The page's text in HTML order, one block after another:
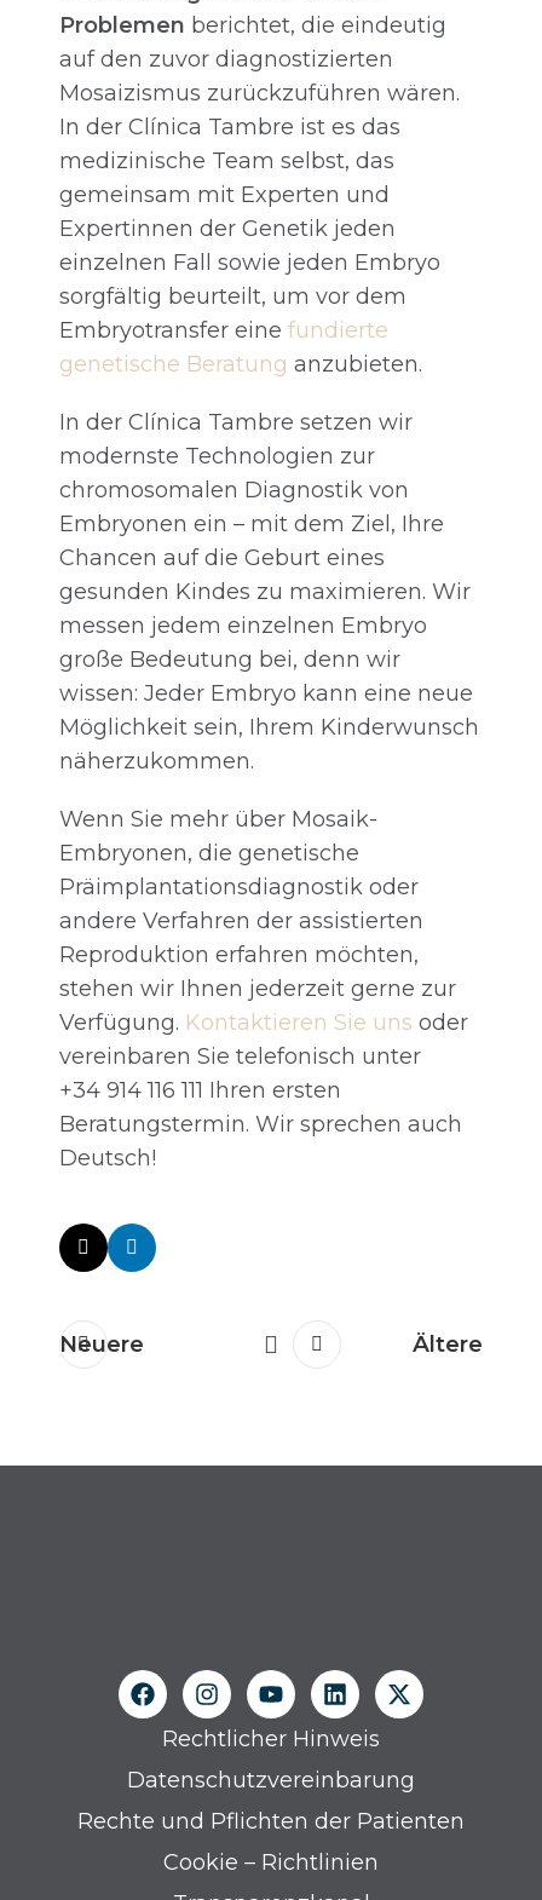
Problemen berichtet, die eindeutig
auf den zuvor diagnostizierten
Mosaizismus zurückzuführen wären.
In der Clínica Tambre ist es das
medizinische Team selbst, das
gemeinsam mit Experten und
Expertinnen der Genetik jeden
einzelnen Fall sowie jeden Embryo
sorgfältig beurteilt, um vor dem
Embryotransfer eine fundierte
genetische Beratung anzubieten.
In der Clínica Tambre setzen wir
modernste Technologien zur
chromosomalen Diagnostik von
Embryonen ein – mit dem Ziel, Ihre
Chancen auf die Geburt eines
gesunden Kindes zu maximieren. Wir
messen jedem einzelnen Embryo
große Bedeutung bei, denn wir
wissen: Jeder Embryo kann eine neue
Möglichkeit sein, Ihrem Kinderwunsch
näherzukommen.
Wenn Sie mehr über Mosaik-
Embryonen, die genetische
Präimplantationsdiagnostik oder
andere Verfahren der assistierten
Reproduktion erfahren möchten,
stehen wir Ihnen jederzeit gerne zur
Verfügung. Kontaktieren Sie uns oder
vereinbaren Sie telefonisch unter
+34 914 116 111 Ihren ersten
Beratungstermin. Wir sprechen auch
Deutsch!
Neuere Ältere
Rechtlicher Hinweis
Datenschutzvereinbarung
Rechte und Pflichten der Patienten
Cookie – Richtlinien